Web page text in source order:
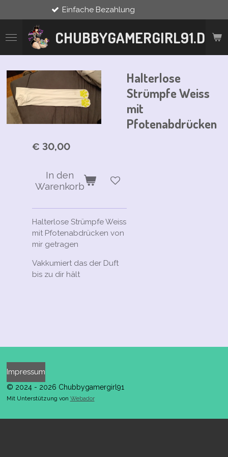
Hauptinhalt
springen
CHUBBYGAMERGIRL91.DE
Bezahlung
Halterlose
Strümpfe Weiss
mit
Pfotenabdrücken
€ 30,00
In den
Warenkorb
Halterlose Strümpfe Weiss
mit Pfotenabdrücken von
mir getragen
Vakkumiert das der Duft
bis zu dir hält
Impressum
© 2024 - 2026 Chubbygamergirl91
Mit Unterstützung von Webador